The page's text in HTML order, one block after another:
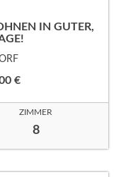
IN GUTER,
€
ZIMMER
8